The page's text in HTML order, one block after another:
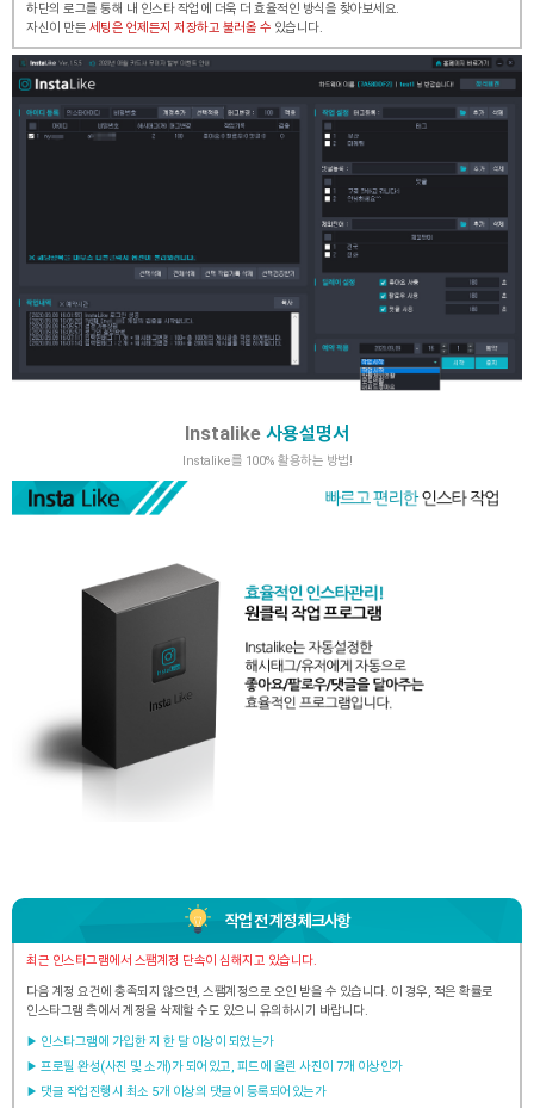
하단의 로그를 통해 내 인스타 작업에 더욱 더 효율적인 방식을 찾아보세요.
자신이 만든 세팅은 언제든지 저장하고 불러올 수 있습니다.
Instalike 사용설명서
Instalike를 100% 활용하는 방법!
작업 전 계정 체크사항
최근 인스타그램에서 스팸계정 단속이 심해지고 있습니다.
다음 계정 요건에 충족되지 않으면, 스팸계정으로 오인 받을 수 있습니다. 이 경우, 적은 확률로
인스타그램 측에서 계정을 삭제할 수도 있으니 유의하시기 바랍니다.
▶ 인스타그램에 가입한 지 한 달 이상이 되었는가
▶ 프로필 완성(사진 및 소개)가 되어있고, 피드에 올린 사진이 7개 이상인가
▶ 댓글 작업진행시 최소 5개 이상의 댓글이 등록되어있는가